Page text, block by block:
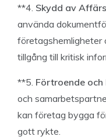
**4. Skydd av
använda
företagshemligheter
tillgång till kritisk
**5. Förtroende och
och
kan företag bygga
gott rykte.